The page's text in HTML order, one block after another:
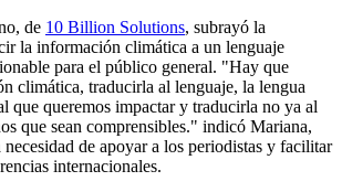
de 10 Billion Solutions, subrayó la
la información climática a un lenguaje
para el público general. "Hay que
climática, traducirla al lenguaje, la lengua
que queremos impactar y traducirla no ya al
que sean comprensibles." indicó Mariana,
necesidad de apoyar a los periodistas y facilitar
internacionales.